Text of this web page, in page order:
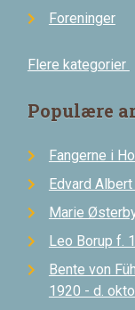
Foreninger
Flere kategorier
Populære
Fangerne i
Edvard
Marie
Leo Borup f.
Bente von
1920 - d.